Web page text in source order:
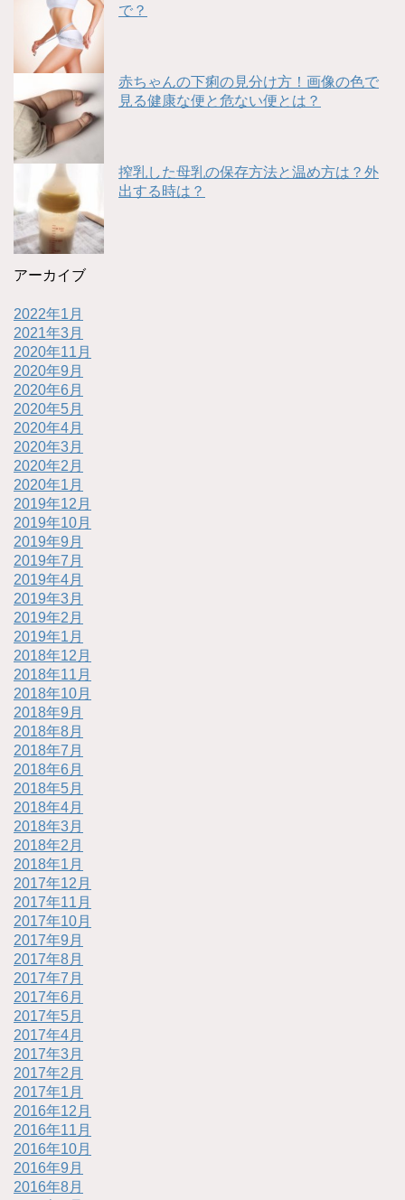
で？
赤ちゃんの下痢の見分け方！画像の色で
見る健康な便と危ない便とは？
搾乳した母乳の保存方法と温め方は？外
出する時は？
アーカイブ
2022年1月
2021年3月
2020年11月
2020年9月
2020年6月
2020年5月
2020年4月
2020年3月
2020年2月
2020年1月
2019年12月
2019年10月
2019年9月
2019年7月
2019年4月
2019年3月
2019年2月
2019年1月
2018年12月
2018年11月
2018年10月
2018年9月
2018年8月
2018年7月
2018年6月
2018年5月
2018年4月
2018年3月
2018年2月
2018年1月
2017年12月
2017年11月
2017年10月
2017年9月
2017年8月
2017年7月
2017年6月
2017年5月
2017年4月
2017年3月
2017年2月
2017年1月
2016年12月
2016年11月
2016年10月
2016年9月
2016年8月